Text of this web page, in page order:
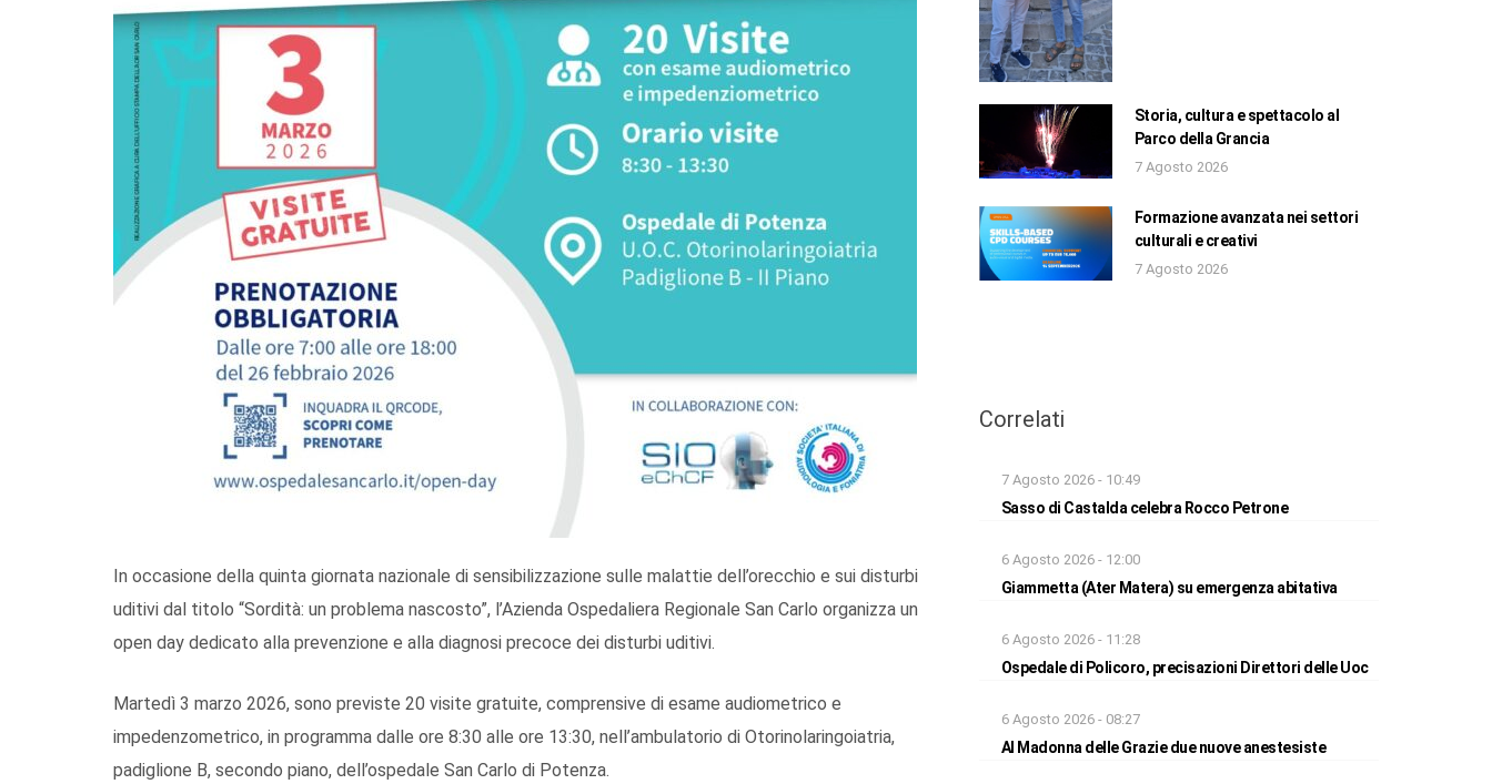
In occasione della quinta giornata nazionale di sensibilizzazione sulle malattie dell’orecchio e sui disturbi
uditivi dal titolo “Sordità: un problema nascosto”, l’Azienda Ospedaliera Regionale San Carlo organizza un
open day dedicato alla prevenzione e alla diagnosi precoce dei disturbi uditivi.
Martedì 3 marzo 2026, sono previste 20 visite gratuite, comprensive di esame audiometrico e
impedenzometrico, in programma dalle ore 8:30 alle ore 13:30, nell’ambulatorio di Otorinolaringoiatria,
padiglione B, secondo piano, dell’ospedale San Carlo di Potenza.
Storia, cultura e spettacolo al
Parco della Grancia
7 Agosto 2026
Formazione avanzata nei settori
culturali e creativi
7 Agosto 2026
Correlati
7 Agosto 2026 - 10:49
Sasso di Castalda celebra Rocco Petrone
6 Agosto 2026 - 12:00
Giammetta (Ater Matera) su emergenza abitativa
6 Agosto 2026 - 11:28
Ospedale di Policoro, precisazioni Direttori delle Uoc
6 Agosto 2026 - 08:27
Al Madonna delle Grazie due nuove anestesiste